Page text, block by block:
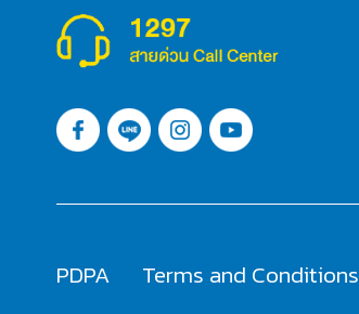
PDPA Terms and Conditions